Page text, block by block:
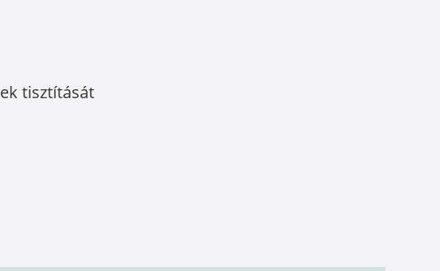
tisztítását